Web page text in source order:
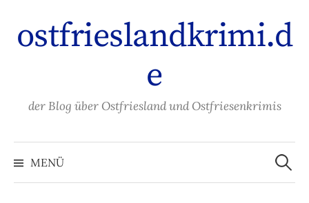
Inhalt
überspringen
ostfrieslandkrimi.d
e
der Blog über Ostfriesland und Ostfriesenkrimis
MENÜ
Suchen
nach: